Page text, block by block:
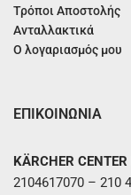
Τρόποι Αποστολής
Ανταλλακτικά
Ο λογαριασμός μου
ΕΠΙΚΟΙΝΩΝΙΑ
KÄRCHER
2104617070 – 210